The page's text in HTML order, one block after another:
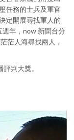
任務的士兵及軍官
定開展尋找軍人的
年，now 新聞台分
茫人海尋找兩人，
判大獎。